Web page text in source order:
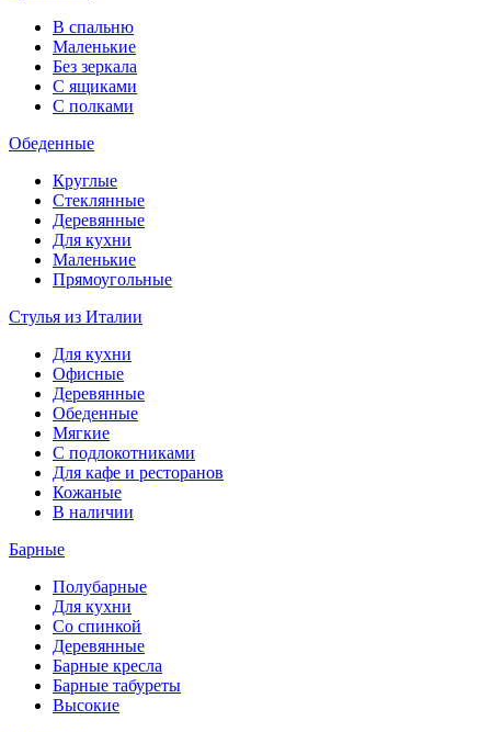
В спальню
Маленькие
Без зеркала
С ящиками
С полками
Обеденные
Круглые
Стеклянные
Деревянные
Для кухни
Маленькие
Прямоугольные
Стулья из Италии
Для кухни
Офисные
Деревянные
Обеденные
Мягкие
С подлокотниками
Для кафе и ресторанов
Кожаные
В наличии
Барные
Полубарные
Для кухни
Со спинкой
Деревянные
Барные кресла
Барные табуреты
Высокие